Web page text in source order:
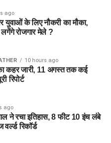
ago
युवाओं के लिए नौकरी का मौका,
रोजगार मेले ?
10 hours ago
कहर जारी, 11 अगस्त तक कई
रिपोर्ट
ago
ने रचा इतिहास, 8 फीट 10 इंच लंबे
वर्ल्ड रिकॉर्ड